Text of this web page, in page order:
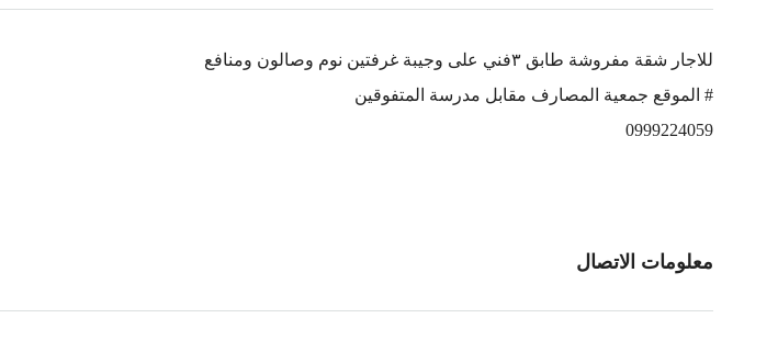
للاجار شقة مفروشة طابق ٣فني على وجيبة غرفتين نوم وصالون ومنافع
# الموقع جمعية المصارف مقابل مدرسة المتفوقين
0999224059
معلومات الاتصال